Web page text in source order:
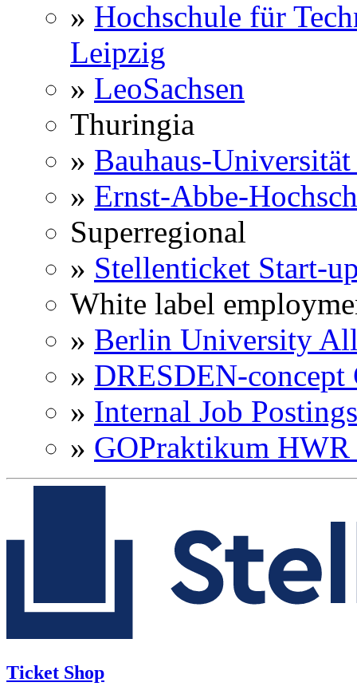
» Hochschule für
Leipzig
» LeoSachsen
Thuringia
» Bauhaus-
» Ernst-Abbe-
Superregional
» Stellenticket Start-
White label
» Berlin University
» DRESDEN-concept
» Internal Job
» GOPraktikum
Ticket Shop